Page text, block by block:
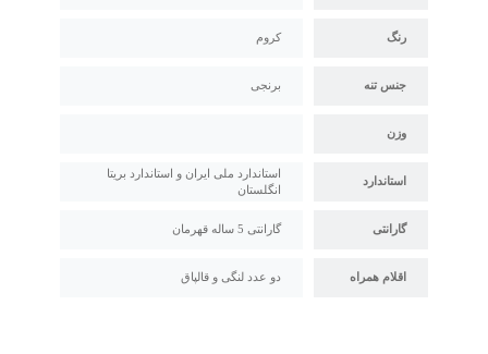
رنگ کروم
جنس تنه برنجی
وزن
استاندارد
استاندارد ملی ایران و استاندارد بریتا
انگلستان
گارانتی گارانتی 5 ساله قهرمان
اقلام همراه دو عدد لنگی و قالپاق